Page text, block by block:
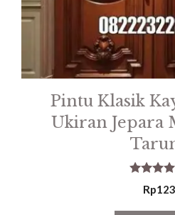
Pintu Klasik
Ukiran Jepara
5.00
out of 5
Rp123